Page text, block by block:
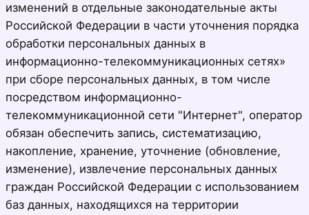
изменений в отдельные законодательные акты
Российской Федерации в части уточнения порядка
обработки персональных данных в
информационно-телекоммуникационных сетях»
при сборе персональных данных, в том числе
посредством информационно-
телекоммуникационной сети "Интернет", оператор
обязан обеспечить запись, систематизацию,
накопление, хранение, уточнение (обновление,
изменение), извлечение персональных данных
граждан Российской Федерации с использованием
баз данных, находящихся на территории